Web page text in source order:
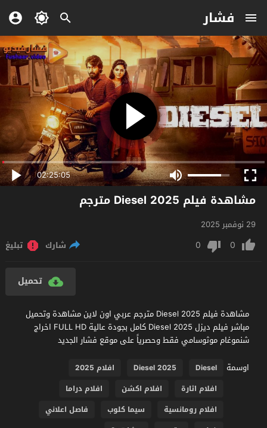
فشار
02:25:05
مشاهدة فيلم Diesel 2025 مترجم
29 نوفمبر 2025
0
0 شارك تبليغ
تحميل
مشاهدة فيلم Diesel 2025 مترجم عربي اون لاين مشاهدة وتحميل
مباشر فيلم ديزل Diesel 2025 كامل بجودة عالية FULL HD اخراج
شنموغام موثوسامي فقط وحصرياً على موقع فشار الجديد
اوسمة
Diesel
Diesel 2025
افلام 2025
افلام اثارة
افلام اكشن
افلام دراما
افلام رومانسية
سيما كلوب
فاصل اعلاني